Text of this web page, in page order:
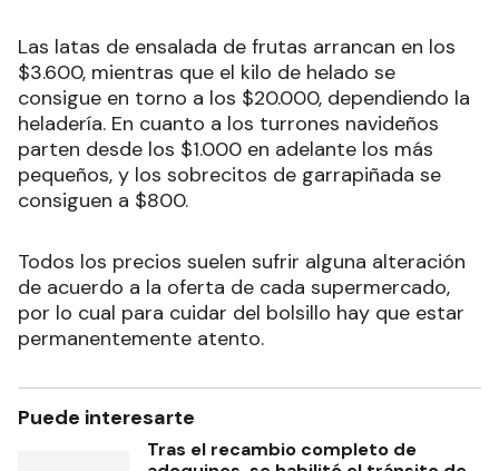
Las latas de ensalada de frutas arrancan en los
$3.600, mientras que el kilo de helado se
consigue en torno a los $20.000, dependiendo la
heladería. En cuanto a los turrones navideños
parten desde los $1.000 en adelante los más
pequeños, y los sobrecitos de garrapiñada se
consiguen a $800.
Todos los precios suelen sufrir alguna alteración
de acuerdo a la oferta de cada supermercado,
por lo cual para cuidar del bolsillo hay que estar
permanentemente atento.
Puede interesarte
Tras el recambio completo de